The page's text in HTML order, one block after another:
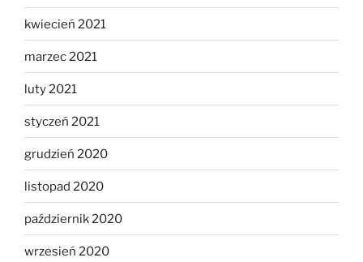
kwiecień 2021
marzec 2021
luty 2021
styczeń 2021
grudzień 2020
listopad 2020
październik 2020
wrzesień 2020